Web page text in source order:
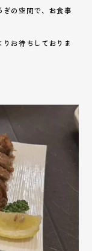
の空間で、お食事
お待ちしておりま